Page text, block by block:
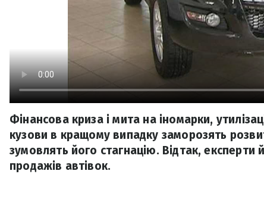
Фінансова криза і мита на іномарки,
кузови в кращому випадку заморозять
зумовлять його стагнацію. Відтак, експерти
продажів автівок.